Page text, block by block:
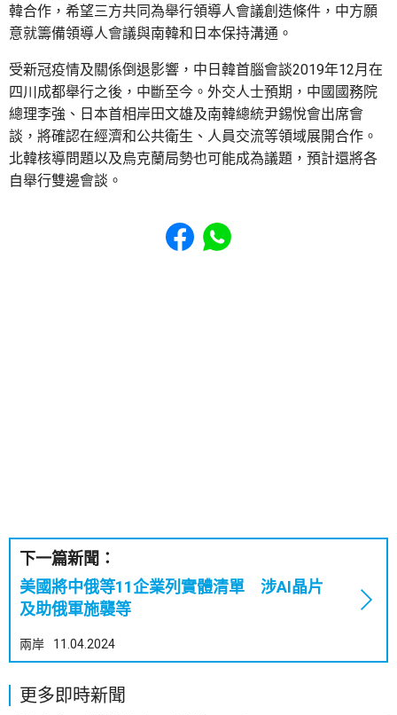
韓合作，希望三方共同為舉行領導人會議創造條件，中方願
意就籌備領導人會議與南韓和日本保持溝通。
受新冠疫情及關係倒退影響，中日韓首腦會談2019年12月在
四川成都舉行之後，中斷至今。外交人士預期，中國國務院
總理李強、日本首相岸田文雄及南韓總統尹錫悅會出席會
談，將確認在經濟和公共衛生、人員交流等領域展開合作。
北韓核導問題以及烏克蘭局勢也可能成為議題，預計還將各
自舉行雙邊會談。
Share to Facebook
Share to WhatsApp
下一篇新聞：
美國將中俄等11企業列實體清單 涉AI晶片
及助俄軍施襲等
兩岸 11.04.2024
更多即時新聞